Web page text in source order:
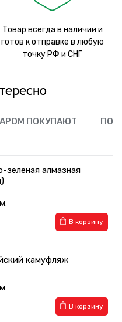
Товар всегда в наличии и
готов к отправке в любую
точку РФ и СНГ
ПОКУПАЮТ
зеленая алмазная
В корзину
камуфляж
В корзину